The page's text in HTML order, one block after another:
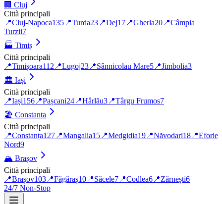
🏢 Cluj
Città principali
📍Cluj-Napoca135 📍Turda23 📍Dej17 📍Gherla20 📍Câmpia
Turzii7
🏭 Timiș
Città principali
📍Timișoara112 📍Lugoj23 📍Sânnicolau Mare5 📍Jimbolia3
🏛️ Iași
Città principali
📍Iași156 📍Pașcani24 📍Hârlău3 📍Târgu Frumos7
🏖️ Constanța
Città principali
📍Constanța127 📍Mangalia15 📍Medgidia19 📍Năvodari18 📍Eforie
Nord9
🏔️ Brașov
Città principali
📍Brașov103 📍Făgăraș10 📍Săcele7 📍Codlea6 📍Zărnești6
24/7 Non-Stop